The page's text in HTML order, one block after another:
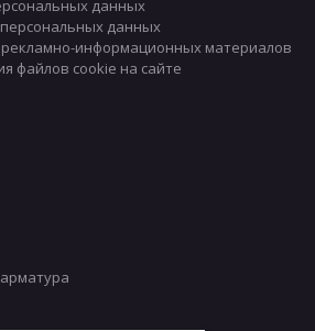
данных
данных
рекламно-информационных материалов
файлов cookie на сайте